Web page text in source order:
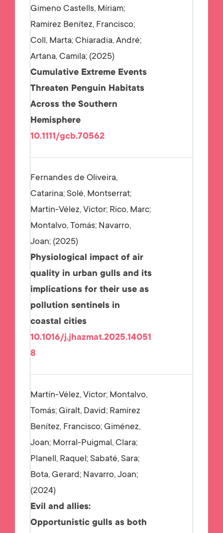
Gimeno Castells, Míriam;
Ramírez Benítez, Francisco;
Coll, Marta; Chiaradia, André;
Artana, Camila; 2025
Cumulative Extreme Events
Threaten Penguin Habitats
Across the Southern
Hemisphere
10.1111/gcb.70562
Fernandes de Oliveira,
Catarina; Solé, Montserrat;
Martín-Vélez, Víctor; Rico, Marc;
Montalvo, Tomás; Navarro,
Joan; 2025
Physiological impact of air
quality in urban gulls and its
implications for their use as
pollution sentinels in
coastal cities
10.1016/j.jhazmat.2025.14051
8
Martín-Vélez, Víctor; Montalvo,
Tomás; Giralt, David; Ramírez
Benítez, Francisco; Giménez,
Joan; Morral-Puigmal, Clara;
Planell, Raquel; Sabaté, Sara;
Bota, Gerard; Navarro, Joan;
2024
Evil and allies:
Opportunistic gulls as both